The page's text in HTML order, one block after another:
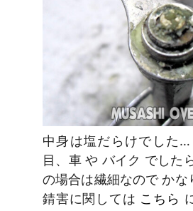
中身は塩だらけでした
目、車 や バイク でした
の場合は繊細なので かな
錆害に関しては こちら